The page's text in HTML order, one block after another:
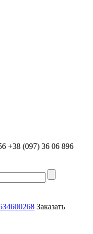
+38 (097) 36 06 896
Заказать